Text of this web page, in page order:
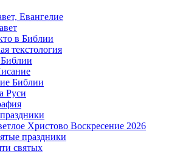
Евангелие
в Библии
текстология
Библии
Руси
Христово Воскресение 2026
праздники
святых